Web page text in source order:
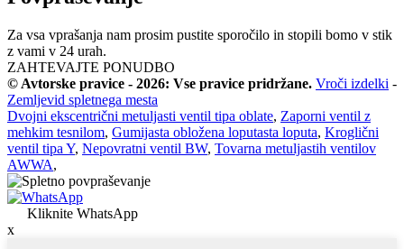
Za vsa vprašanja nam prosim pustite sporočilo in stopili bomo v stik
z vami v 24 urah.
ZAHTEVAJTE PONUDBO
© Avtorske pravice - 2026: Vse pravice pridržane. Vroči izdelki -
Zemljevid spletnega mesta
Dvojni ekscentrični metuljasti ventil tipa oblate, Zaporni ventil z
mehkim tesnilom, Gumijasta obložena loputasta loputa, Kroglični
ventil tipa Y, Nepovratni ventil BW, Tovarna metuljastih ventilov
AWWA,
Kliknite WhatsApp
x